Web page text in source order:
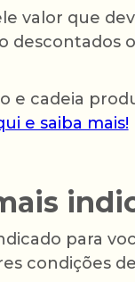
valor que
descontados
e cadeia
e saiba mais!
para
condições